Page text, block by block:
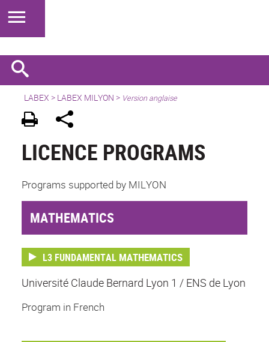
LABEX > LABEX MILYON > Version anglaise
LICENCE PROGRAMS
Programs supported by MILYON
MATHEMATICS
L3 FUNDAMENTAL MATHEMATICS
Université Claude Bernard Lyon 1 / ENS de Lyon
Program in French